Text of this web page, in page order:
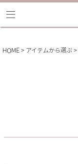
HOME アイテムから選ぶ